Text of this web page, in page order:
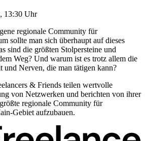
13:30 Uhr
regionale Community für
sollte man sich überhaupt auf dieses
sind die größten Stolpersteine und
Weg? Und warum ist es trotz allem die
und Nerven, die man tätigen kann?
& Friends teilen wertvolle
von Netzwerken und berichten von ihrer
regionale Community für
Gebiet aufzubauen.